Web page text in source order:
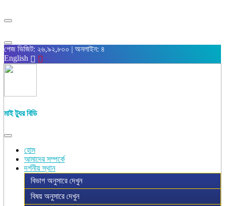
পেজ ভিজিট: ২৬,৯২,৮০০ | অনলাইন: ৪
English
মাই ট্যুর বিডি
হোম
আমাদের সম্পর্কে
দর্শনীয় স্থান
বিভাগ অনুসারে দেখুন
বিষয় অনুসারে দেখুন